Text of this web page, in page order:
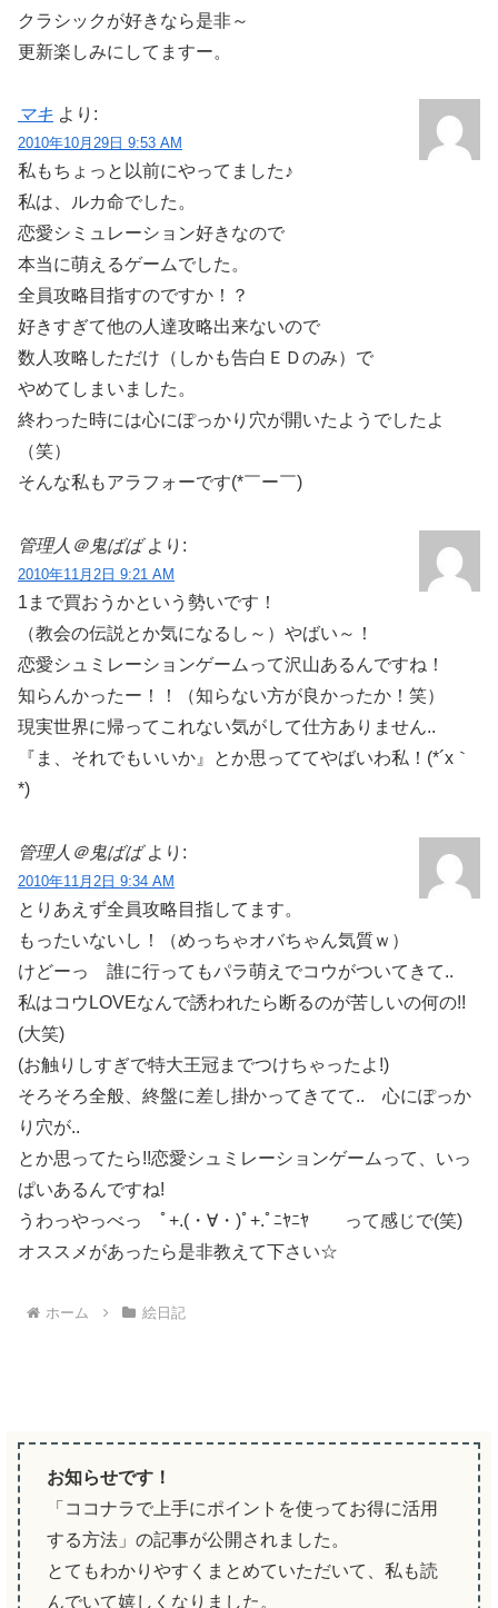
クラシックが好きなら是非～
更新楽しみにしてますー。
マキ より:
2010年10月29日 9:53 AM
私もちょっと以前にやってました♪
私は、ルカ命でした。
恋愛シミュレーション好きなので
本当に萌えるゲームでした。
全員攻略目指すのですか！？
好きすぎて他の人達攻略出来ないので
数人攻略しただけ（しかも告白ＥＤのみ）で
やめてしまいました。
終わった時には心にぽっかり穴が開いたようでしたよ
（笑）
そんな私もアラフォーです(*￣ー￣)
管理人＠鬼ばば より:
2010年11月2日 9:21 AM
1まで買おうかという勢いです！
（教会の伝説とか気になるし～）やばい～！
恋愛シュミレーションゲームって沢山あるんですね！
知らんかったー！！（知らない方が良かったか！笑）
現実世界に帰ってこれない気がして仕方ありません..
『ま、それでもいいか』とか思っててやばいわ私！(*´x｀
*)
管理人＠鬼ばば より:
2010年11月2日 9:34 AM
とりあえず全員攻略目指してます。
もったいないし！（めっちゃオバちゃん気質ｗ）
けどーっ 誰に行ってもパラ萌えでコウがついてきて..
私はコウLOVEなんで誘われたら断るのが苦しいの何の!!
(大笑)
(お触りしすぎで特大王冠までつけちゃったよ!)
そろそろ全般、終盤に差し掛かってきてて.. 心にぽっか
り穴が..
とか思ってたら!!恋愛シュミレーションゲームって、いっ
ぱいあるんですね!
うわっやっべっ ﾟ+.(・∀・)ﾟ+.ﾟﾆﾔﾆﾔ って感じで(笑)
オススメがあったら是非教えて下さい☆
ホーム 絵日記
お知らせです！
「ココナラで上手にポイントを使ってお得に活用
する方法」の記事が公開されました。
とてもわかりやすくまとめていただいて、私も読
んでいて嬉しくなりました。